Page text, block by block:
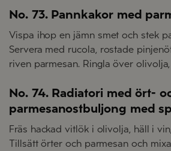
No. 73. Pannkakor med
Vispa ihop en jämn smet och stek
Servera med rucola, rostade
riven parmesan. Ringla över
No. 74. Radiatori med ört-
parmesanostbuljong med
Fräs hackad vitlök i olivolja, häll i
Tillsätt örter och parmesan och